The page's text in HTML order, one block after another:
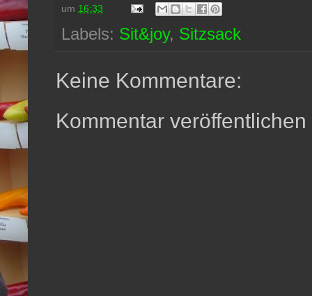
um 16:33
Labels: Sit&joy, Sitzsack
Keine Kommentare:
Kommentar veröffentlichen